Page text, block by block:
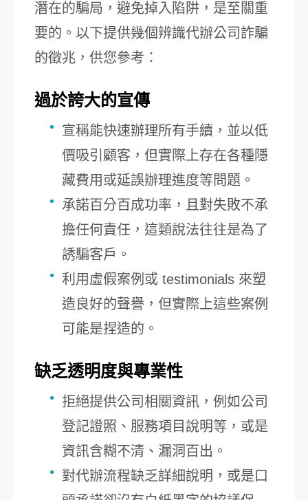
潛在的騙局，避免掉入陷阱，是至關重
要的。以下提供幾個辨識代辦公司詐騙
的徵兆，供您參考：
過於誇大的宣傳
宣稱能快速辦理所有手續，並以低
價吸引顧客，但實際上存在各種隱
藏費用或延誤辦理進度等問題。
承諾百分百成功率，且對失敗不承
擔任何責任，這類說法往往是為了
誘騙客戶。
利用虛假案例或 testimonials 來塑
造良好的聲譽，但實際上這些案例
可能是捏造的。
缺乏透明度與專業性
拒絕提供公司相關資訊，例如公司
登記證照、服務項目說明等，或是
資訊含糊不清、漏洞百出。
對代辦流程缺乏詳細說明，或是口